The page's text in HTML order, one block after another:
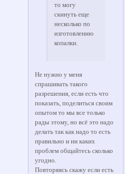
то могу
скинуть еще
несколько по
изготовлению
копалки.
Не нужно у меня
спрашивать такого
разрешения, если есть что
показать, поделиться своим
опытом то мы все только
рады этому, но всё это надо
делать так как надо то есть
правильно и ни каких
проблем общайтесь сколько
угодно.
Повторяясь скажу если есть